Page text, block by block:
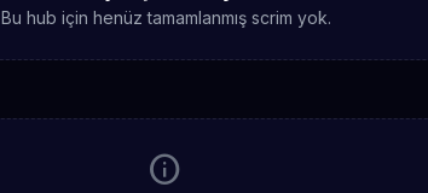
Bu hub için henüz tamamlanmış scrim yok.
info